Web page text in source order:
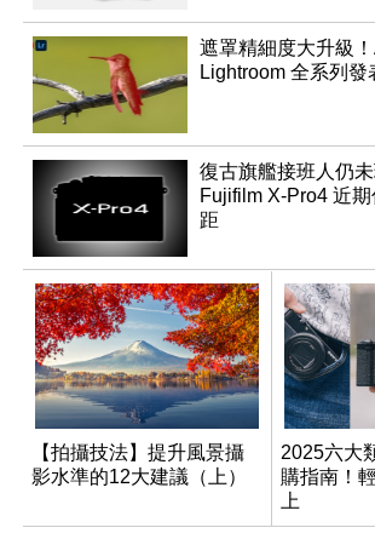
遮罩精細度大升級
Lightroom 全系列
復古旗艦接班人仍
Fujifilm X-Pro4 近
距
【拍攝技法】提升風景攝
影水準的12大建議（上）
2025六大
購指南！
上